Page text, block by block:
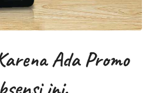
Ada Promo